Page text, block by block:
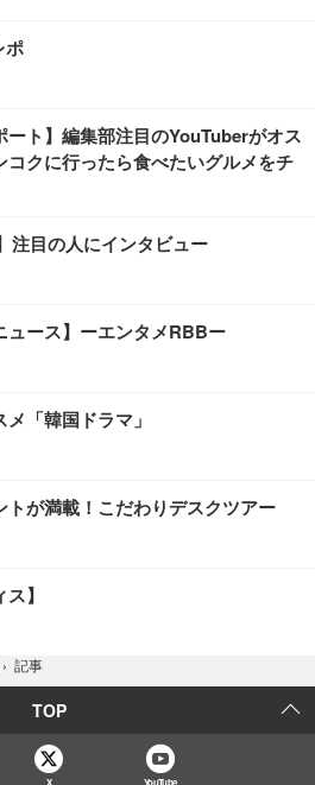
ポ
ート】編集部注目のYouTuberがオス
コクに行ったら食べたいグルメをチ
注目の人にインタビュー
ュース】ーエンタメRBBー
「韓国ドラマ」
トが満載！こだわりデスクツアー
】
› 記事
TOP
X YouTube